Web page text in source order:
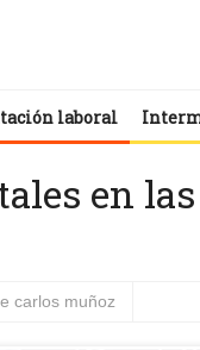
laboral
en
carlos muñoz